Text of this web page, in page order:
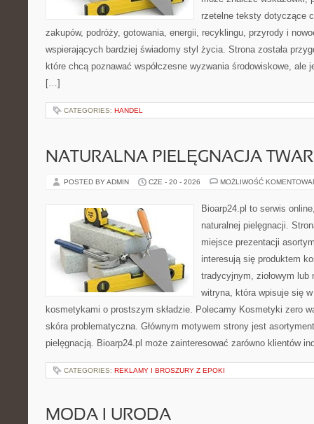
rzetelne teksty dotyczące
zakupów, podróży, gotowania, energii, recyklingu, przyrody i
wspierających bardziej świadomy styl życia. Strona została
które chcą poznawać współczesne wyzwania środowiskowe, ale
[…]
CATEGORIES: HANDEL
NATURALNA PIELĘGNACJA
POSTED BY ADMIN CZE - 20 - 2026 MOŻLIWOŚĆ
Bioarp24.pl to serwis
naturalnej pielęgnacji.
miejsce prezentacji
interesują się produktem
tradycyjnym, ziołowym lub
witryna, która wpisuje się
kosmetykami o prostszym składzie. Polecamy Kosmetyki zero
skóra problematyczna. Głównym motywem strony jest
pielęgnacją. Bioarp24.pl może zainteresować zarówno klientów
CATEGORIES: REKLAMY I BROSZURY Z EPOKI
MODA I URODA